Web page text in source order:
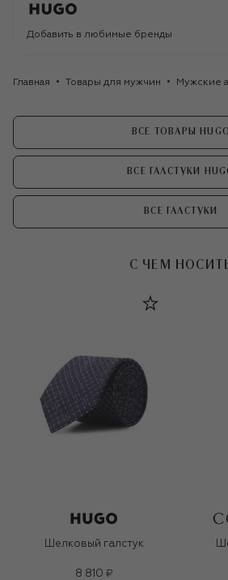
Добавить в любимые бренды
Главная Товары для мужчин Мужские
ВСЕ ТОВАРЫ HUGO
ВСЕ ГАЛСТУКИ
ВСЕ ГАЛСТУКИ
С ЧЕМ
Шелковый галстук
8 810 ₽